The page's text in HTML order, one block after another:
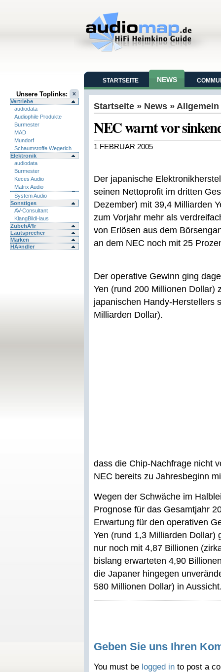
Unsere Toplinks:
Vertriebe
audiodata
Audiophile Produkte
Burmester
MAD
Mundorf
Schaumstoffe Wegerich
Elektronik
audiodata
Burmester
Keces Audio
Matrix Audio
System Audio
Sonstiges
AV-Consultant
KlangBildHaus
ZubehÃ¶r
Lautsprecher
Marken
HÃ¤ndler
STARTSEITE NEWS
Startseite » News » Allgemein
NEC warnt vor
1 FEBRUAR 2005
Der japanische
seinen Nettoprofit im dritten
Dezember) mit 39,4 Milliarden
zum Vorjahr mehr als
von Erlösen aus dem
an dem NEC noch mit 25
Der operative Gewinn ging
Yen (rund 200 Millionen Dollar)
japanischen Handy-Herstellers
Milliarden Dollar).
dass die Chip-Nachfrage nicht
NEC bereits zu Jahresbeginn
Wegen der Schwäche im
Prognose für das Gesamtjahr
Erwartung für den operativen
Yen (rund 1,3 Milliarden Dollar)
nur noch mit 4,87 Billionen
bislang erwarteten 4,90
die Japaner hingegen
580 Millionen Dollar) in
Geben Sie uns Ihren
You must be logged in to post a